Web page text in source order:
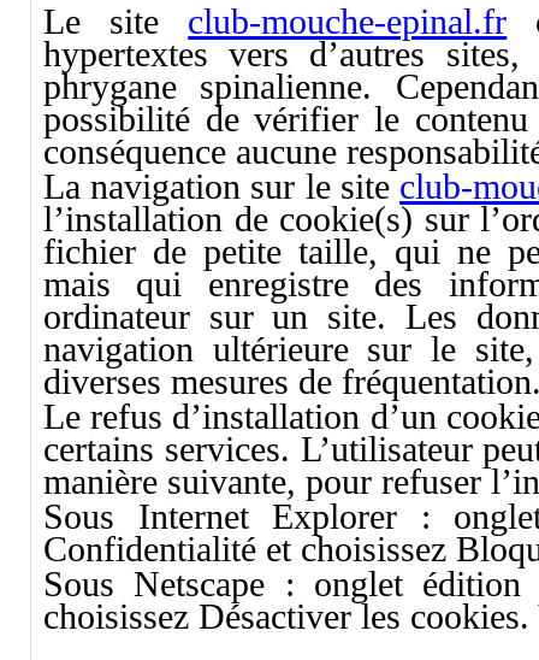
Le site club-mouche-epinal.fr
hypertextes vers d’autres
phrygane spinalienne.
possibilité de vérifier le contenu
conséquence aucune
La navigation sur le site club-
l’installation de cookie(s) sur
fichier de petite taille, qui ne
mais qui enregistre des
ordinateur sur un site. Les
navigation ultérieure sur le
diverses mesures de
Le refus d’installation d’un
certains services. L’utilisateur
manière suivante, pour refuser
Sous Internet Explorer :
Confidentialité et choisissez
Sous Netscape : onglet
choisissez Désactiver les